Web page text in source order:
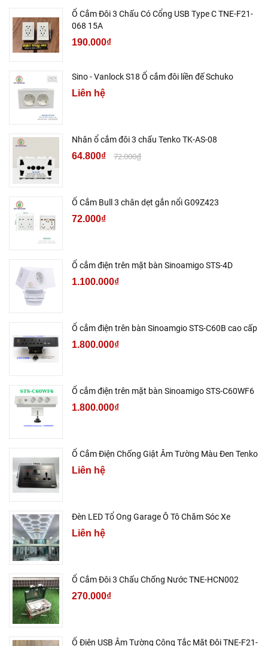
Ổ Cắm Đôi 3 Chấu Có Cổng USB Type C TNE-F21-
068 15A
190.000₫
Sino - Vanlock S18 Ổ cắm đôi liền đế Schuko
Liên hệ
Nhân ổ cắm đôi 3 chấu Tenko TK-AS-08
64.800₫ 72.000₫
Ổ Cắm Bull 3 chân dẹt gắn nổi G09Z423
72.000₫
Ổ cắm điện trên mặt bàn Sinoamigo STS-4D
1.100.000₫
Ổ cắm điện trên bàn Sinoamgio STS-C60B cao cấp
1.800.000₫
Ổ cắm điện trên mặt bàn Sinoamigo STS-C60WF6
1.800.000₫
Ổ Cắm Điện Chống Giật Âm Tường Màu Đen Tenko
Liên hệ
Đèn LED Tổ Ong Garage Ô Tô Chăm Sóc Xe
Liên hệ
Ổ Cắm Đôi 3 Chấu Chống Nước TNE-HCN002
270.000₫
Ổ Điện USB Âm Tường Công Tắc Mặt Đôi TNE-F21-